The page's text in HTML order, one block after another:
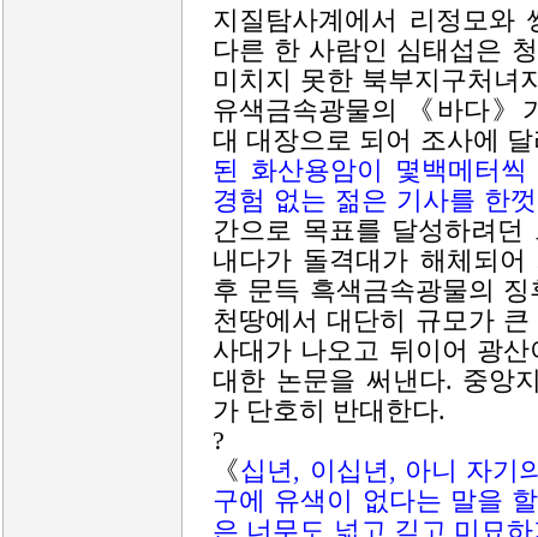
지질탐사계에서 리정모와
다른 한 사람인 심태섭은
미치지 못한 북부지구처녀
유색금속광물의 《바다》
대 대장으로 되어 조사에
된 화산용암이 몇백메터
경험 없는 젊은 기사를 한
간으로 목표를 달성하려
내다가 돌격대가 해체되
후 문득 흑색금속광물의
천땅에서 대단히 규모가
사대가 나오고 뒤이어 광
대한 논문을 써낸다. 중앙
가 단호히 반대한다.
?
《십년, 이십년, 아니 자기
구에 유색이 없다는 말을
은 너무도 넓고 깊고 미묘